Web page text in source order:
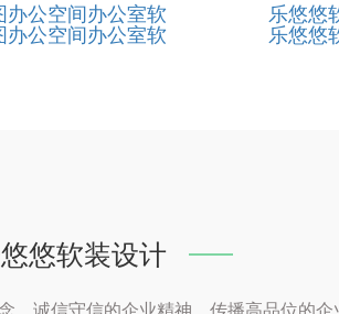
办公空间办公室软
乐悠悠
办公空间办公室软 乐悠悠
悠软装设计